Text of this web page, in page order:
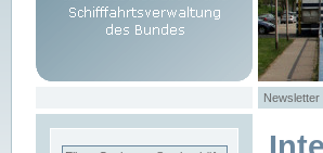
Newsletter